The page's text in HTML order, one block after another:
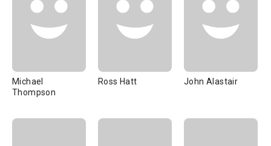
Michael
Thompson
Ross Hatt John Alastair